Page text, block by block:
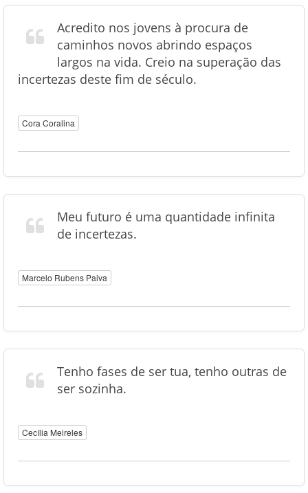
Acredito nos jovens à procura de
caminhos novos abrindo espaços
largos na vida. Creio na superação das
incertezas deste fim de século.
Cora Coralina
Meu futuro é uma quantidade infinita
de incertezas.
Marcelo Rubens Paiva
Tenho fases de ser tua, tenho outras de
ser sozinha.
Cecília Meireles